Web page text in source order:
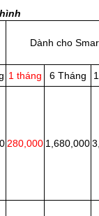
Dành cho
1 tháng 6 Tháng
280,000 1,680,000